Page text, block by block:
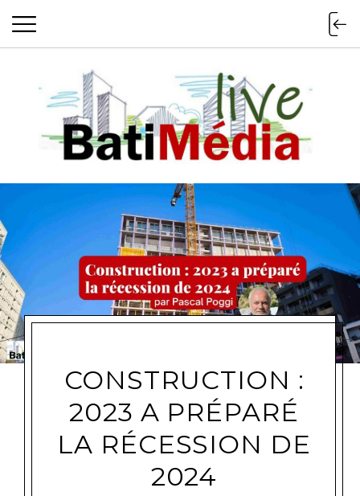
Batimedialive
CONSTRUCTION :
2023 A PRÉPARÉ
LA RÉCESSION DE
2024